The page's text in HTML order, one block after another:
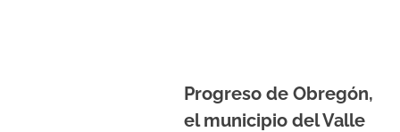
Progreso de Obregón,
el municipio del Valle